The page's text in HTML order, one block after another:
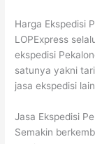
Harga Ekspedisi
LOPExpress
ekspedisi
satunya yakni
jasa ekspedisi
Jasa Ekspedisi
Semakin